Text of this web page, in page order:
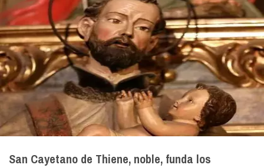
San Cayetano de Thiene, noble, funda los